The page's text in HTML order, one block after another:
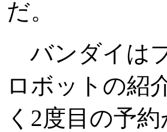
だ。
バンダイは
ロボットの紹
く2度目の予